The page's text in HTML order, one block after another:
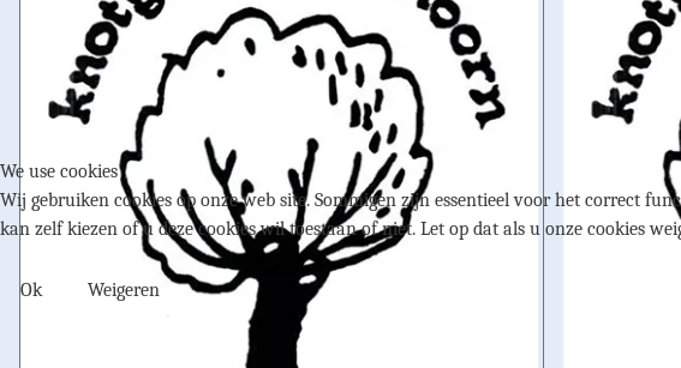
We use cookies
Wij gebruiken cookies op onze web site. Sommigen zijn essentieel voor het correct
kan zelf kiezen of u deze cookies wil toestaan of niet. Let op dat als u onze cookies
Ok Weigeren